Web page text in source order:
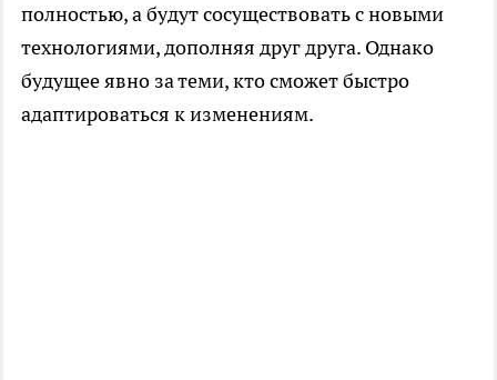
полностью, а будут сосуществовать с новыми
технологиями, дополняя друг друга. Однако
будущее явно за теми, кто сможет быстро
адаптироваться к изменениям.